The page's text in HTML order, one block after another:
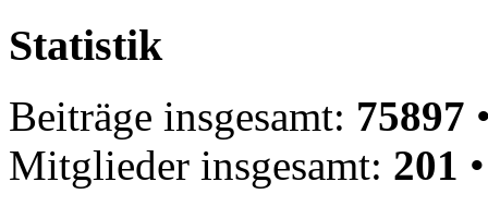
Statistik
Beiträge insgesamt: 75897
Mitglieder insgesamt: 201